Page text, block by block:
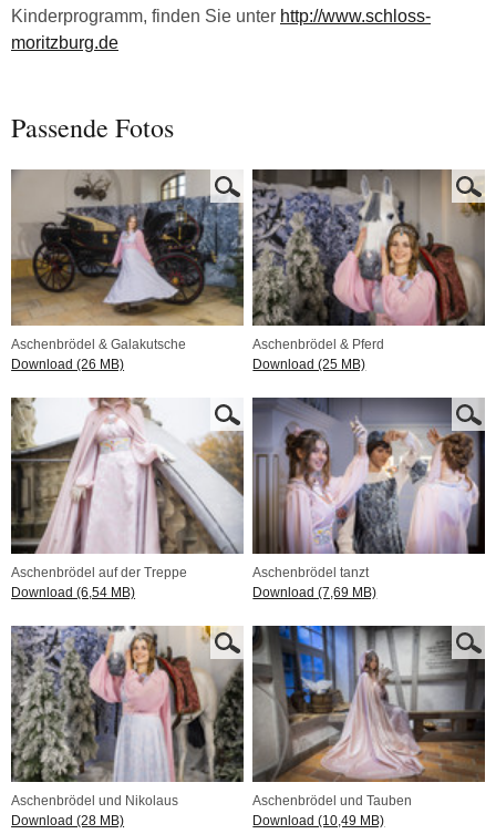
Kinderprogramm, finden Sie unter http://www.schloss-
moritzburg.de
Passende Fotos
Aschenbrödel & Galakutsche
Download (26 MB)
Aschenbrödel & Pferd
Download (25 MB)
Aschenbrödel auf der Treppe
Download (6,54 MB)
Aschenbrödel tanzt
Download (7,69 MB)
Aschenbrödel und Nikolaus
Download (28 MB)
Aschenbrödel und Tauben
Download (10,49 MB)